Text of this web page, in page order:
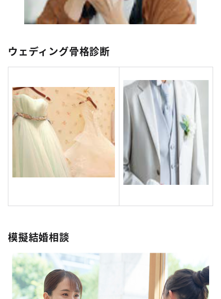
ウェディング骨格診断
模擬結婚相談